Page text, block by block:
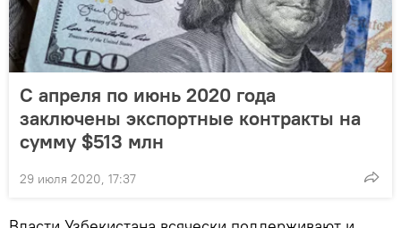
С апреля по июнь 2020 года
заключены экспортные контракты на
сумму $513 млн
29 июля 2020, 17:37